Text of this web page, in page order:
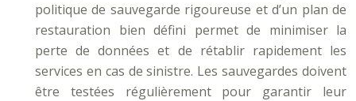
politique de sauvegarde rigoureuse et d’un plan de
restauration bien défini permet de minimiser la
perte de données et de rétablir rapidement les
services en cas de sinistre. Les sauvegardes doivent
être testées régulièrement pour garantir leur